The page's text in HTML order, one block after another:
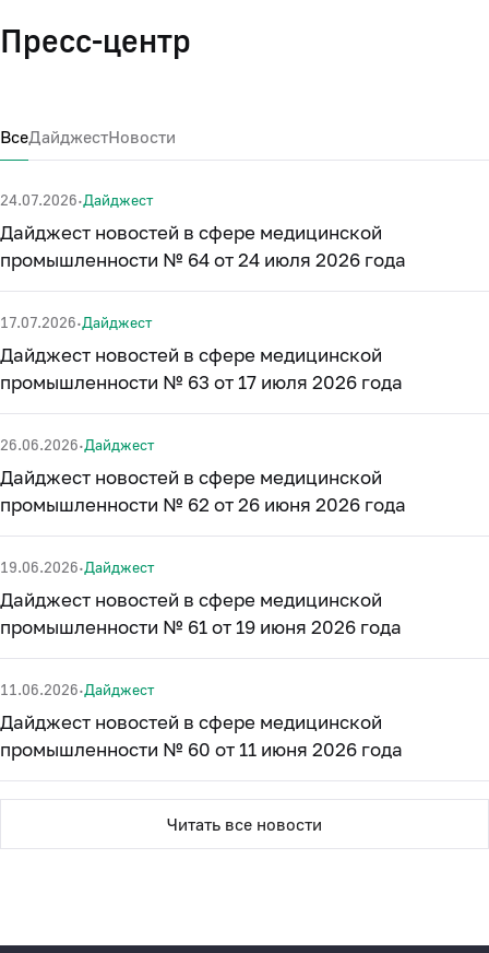
Пресс-центр
ВсеДайджестНовости
24.07.2026·Дайджест
Дайджест новостей в сфере медицинской
промышленности № 64 от 24 июля 2026 года
17.07.2026·Дайджест
Дайджест новостей в сфере медицинской
промышленности № 63 от 17 июля 2026 года
26.06.2026·Дайджест
Дайджест новостей в сфере медицинской
промышленности № 62 от 26 июня 2026 года
19.06.2026·Дайджест
Дайджест новостей в сфере медицинской
промышленности № 61 от 19 июня 2026 года
11.06.2026·Дайджест
Дайджест новостей в сфере медицинской
промышленности № 60 от 11 июня 2026 года
Читать все новости